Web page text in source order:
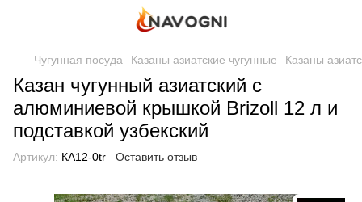
Чугунная посуда Казаны азиатские чугунные Казаны
Казан чугунный азиатский с
алюминиевой крышкой Brizoll 12 л и
подставкой узбекский
Артикул: КА12-0tr Оставить отзыв